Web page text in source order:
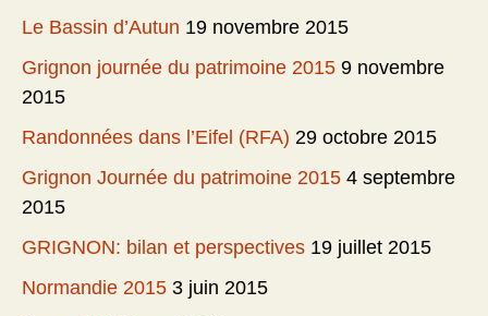
Le Bassin d’Autun 19 novembre 2015
Grignon journée du patrimoine 2015 9 novembre
2015
Randonnées dans l’Eifel (RFA) 29 octobre 2015
Grignon Journée du patrimoine 2015 4 septembre
2015
GRIGNON: bilan et perspectives 19 juillet 2015
Normandie 2015 3 juin 2015